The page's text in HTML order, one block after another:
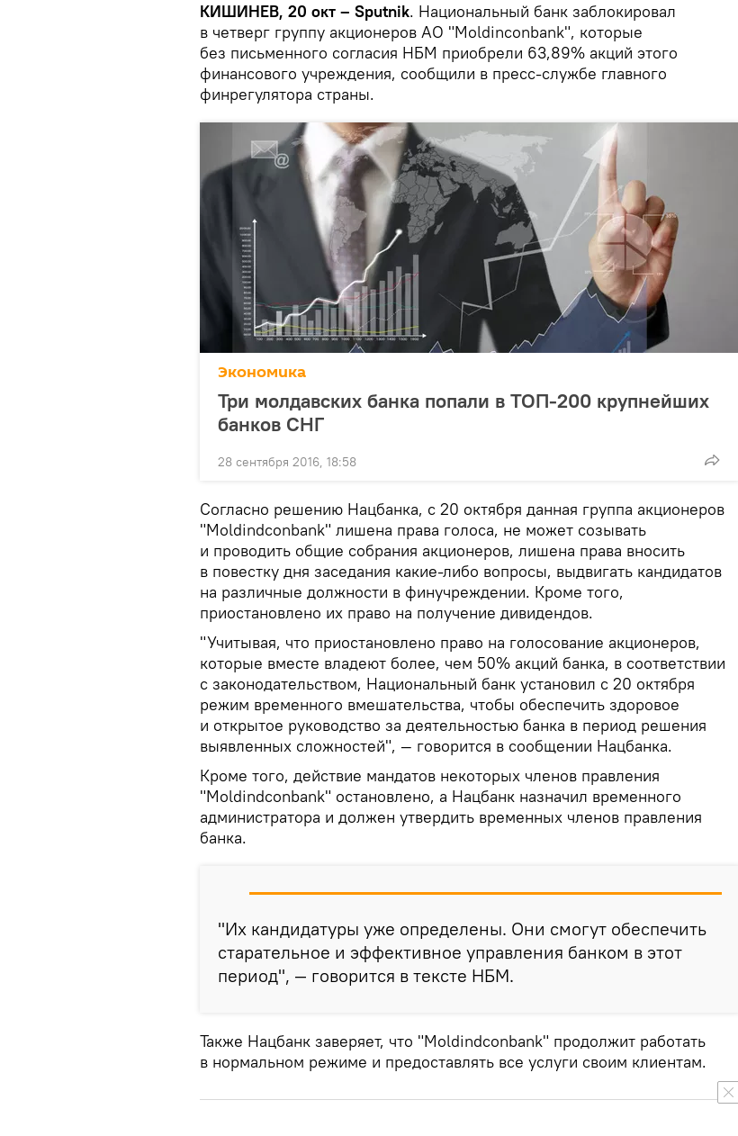
КИШИНЕВ, 20 окт – Sputnik. Национальный банк заблокировал
в четверг группу акционеров АО "Moldinconbank", которые
без письменного согласия НБМ приобрели 63,89% акций этого
финансового учреждения, сообщили в пресс-службе главного
финрегулятора страны.
Экономика
Три молдавских банка попали в ТОП-200 крупнейших
банков СНГ
28 сентября 2016, 18:58
Согласно решению Нацбанка, с 20 октября данная группа акционеров
"Moldindconbank" лишена права голоса, не может созывать
и проводить общие собрания акционеров, лишена права вносить
в повестку дня заседания какие-либо вопросы, выдвигать кандидатов
на различные должности в финучреждении. Кроме того,
приостановлено их право на получение дивидендов.
"Учитывая, что приостановлено право на голосование акционеров,
которые вместе владеют более, чем 50% акций банка, в соответствии
с законодательством, Национальный банк установил с 20 октября
режим временного вмешательства, чтобы обеспечить здоровое
и открытое руководство за деятельностью банка в период решения
выявленных сложностей", — говорится в сообщении Нацбанка.
Кроме того, действие мандатов некоторых членов правления
"Moldindconbank" остановлено, а Нацбанк назначил временного
администратора и должен утвердить временных членов правления
банка.
"Их кандидатуры уже определены. Они смогут обеспечить
старательное и эффективное управления банком в этот
период", — говорится в тексте НБМ.
Также Нацбанк заверяет, что "Moldindconbank" продолжит работать
в нормальном режиме и предоставлять все услуги своим клиентам.